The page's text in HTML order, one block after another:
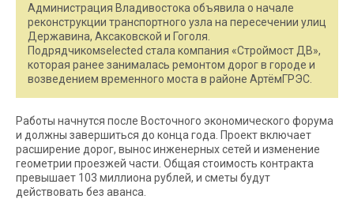
Администрация Владивостока объявила о начале
реконструкции транспортного узла на пересечении улиц
Державина, Аксаковской и Гоголя.
Подрядчикомselected стала компания «Строймост ДВ»,
которая ранее занималась ремонтом дорог в городе и
возведением временного моста в районе АртёмГРЭС.
Работы начнутся после Восточного экономического форума
и должны завершиться до конца года. Проект включает
расширение дорог, вынос инженерных сетей и изменение
геометрии проезжей части. Общая стоимость контракта
превышает 103 миллиона рублей, и сметы будут
действовать без аванса.